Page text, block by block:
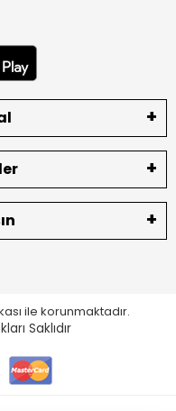
ile korunmaktadır.
Saklıdır